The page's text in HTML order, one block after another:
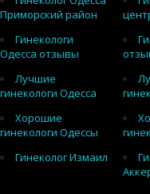
Приморский район
Гинекологи
Одесса отзывы
Лучшие
гинекологи Одесса
Хорошие
гинекологи Одессы
Гинеколог Измаил